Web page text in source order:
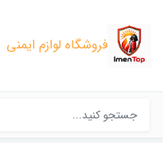
فروشگاه لوازم ایمنی